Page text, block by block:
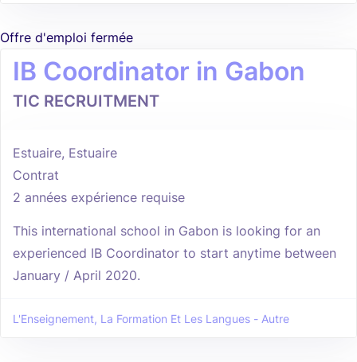
Offre d'emploi fermée
IB Coordinator in Gabon
TIC RECRUITMENT
Estuaire, Estuaire
Contrat
2 années expérience requise
This international school in Gabon is looking for an
experienced IB Coordinator to start anytime between
January / April 2020.
L'Enseignement, La Formation Et Les Langues - Autre